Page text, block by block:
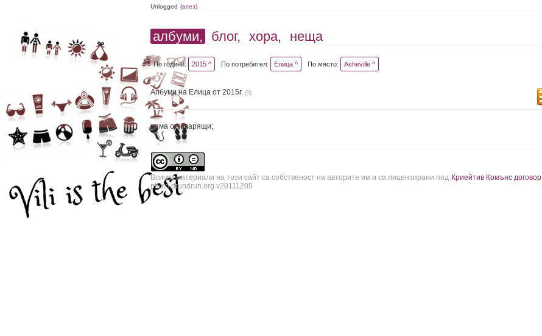
Unlogged (влез)
албуми, блог, хора, неща
По години: 2015 ^ По потребител: Елица ^ По място: Asheville ^
Албуми на Елица от 2015г. (0)
няма отговарящи;
Всички материали на този сайт са собственост на авторите им и са лицензирани под Криейтив Комънс договор
photo.drundrun.org v20111205